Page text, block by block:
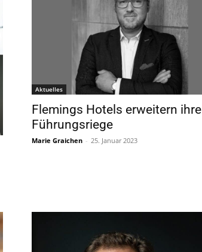
Aktuelles
Flemings Hotels erweitern ihre
Führungsriege
Marie Graichen - 25. Januar 2023